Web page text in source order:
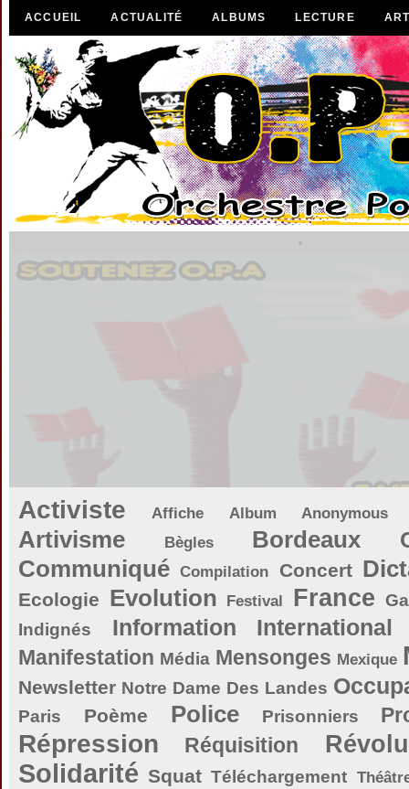
ACCUEIL ACTUALITÉ ALBUMS LECTURE
Activiste Affiche Album Anonymous
Artivisme Bègles Bordeaux
Communiqué Compilation Concert
Ecologie Evolution Festival France
Indignés
Information International
Manifestation Média Mensonges Mexique
Newsletter Notre Dame Des Landes
Paris Poème Police Prisonniers
Répression Réquisition
Solidarité Squat Téléchargement